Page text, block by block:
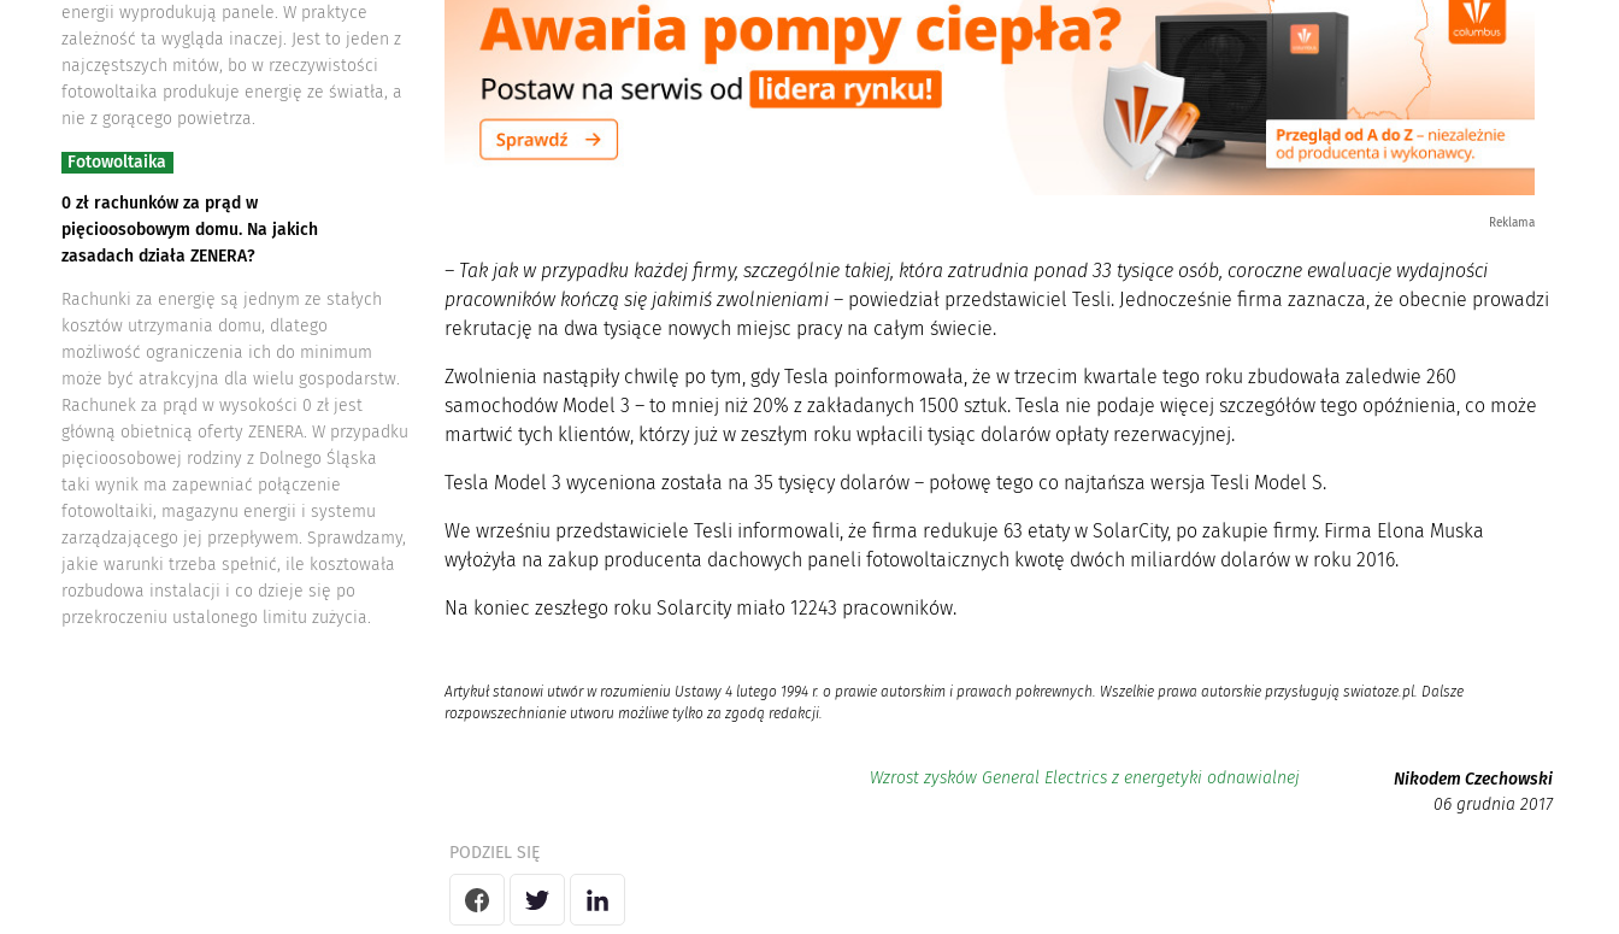
energii wyprodukują panele. W praktyce
zależność ta wygląda inaczej. Jest to jeden z
najczęstszych mitów, bo w rzeczywistości
fotowoltaika produkuje energię ze światła, a
nie z gorącego powietrza.
Fotowoltaika
0 zł rachunków za prąd w
pięcioosobowym domu. Na jakich
zasadach działa ZENERA?
Rachunki za energię są jednym ze stałych
kosztów utrzymania domu, dlatego
możliwość ograniczenia ich do minimum
może być atrakcyjna dla wielu gospodarstw.
Rachunek za prąd w wysokości 0 zł jest
główną obietnicą oferty ZENERA. W przypadku
pięcioosobowej rodziny z Dolnego Śląska
taki wynik ma zapewniać połączenie
fotowoltaiki, magazynu energii i systemu
zarządzającego jej przepływem. Sprawdzamy,
jakie warunki trzeba spełnić, ile kosztowała
rozbudowa instalacji i co dzieje się po
przekroczeniu ustalonego limitu zużycia.
Reklama
– Tak jak w przypadku każdej firmy, szczególnie takiej, która zatrudnia ponad 33 tysiące osób, coroczne ewaluacje wydajności
pracowników kończą się jakimiś zwolnieniami– powiedział przedstawiciel Tesli. Jednocześnie firma zaznacza, że obecnie prowadzi
rekrutację na dwa tysiące nowych miejsc pracy na całym świecie.
Zwolnienia nastąpiły chwilę po tym, gdy Tesla poinformowała, że w trzecim kwartale tego roku zbudowała zaledwie 260
samochodów Model 3 – to mniej niż 20% z zakładanych 1500 sztuk. Tesla nie podaje więcej szczegółów tego opóźnienia, co może
martwić tych klientów, którzy już w zeszłym roku wpłacili tysiąc dolarów opłaty rezerwacyjnej.
Tesla Model 3 wyceniona została na 35 tysięcy dolarów – połowę tego co najtańsza wersja Tesli Model S.
We wrześniu przedstawiciele Tesli informowali, że firma redukuje 63 etaty w SolarCity, po zakupie firmy. Firma Elona Muska
wyłożyła na zakup producenta dachowych paneli fotowoltaicznych kwotę dwóch miliardów dolarów w roku 2016.
Na koniec zeszłego roku Solarcity miało 12243 pracowników.
Artykuł stanowi utwór w rozumieniu Ustawy 4 lutego 1994 r. o prawie autorskim i prawach pokrewnych. Wszelkie prawa autorskie przysługują swiatoze.pl. Dalsze
rozpowszechnianie utworu możliwe tylko za zgodą redakcji.
Wzrost zysków General Electrics z energetyki odnawialnej
Nikodem Czechowski
06 grudnia 2017
PODZIEL SIĘ